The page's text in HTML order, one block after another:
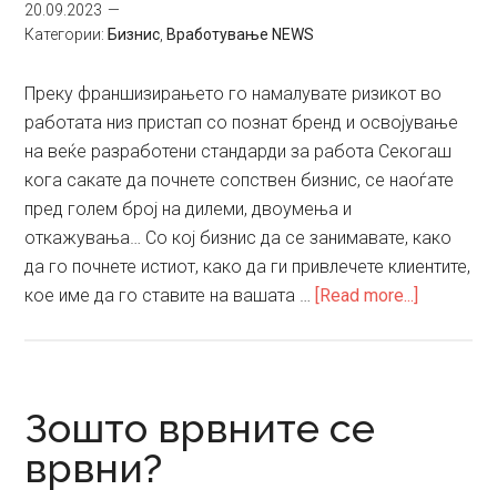
и
доколку
се
промениме
нема
ни
да
ни
тргне?
20.09.2023
Категории: Бизнис Вработување NEWS
Преку франшизирањето го намалувате ризикот во
работата низ пристап со познат бренд и освојување
на веќе разработени стандарди за работа Секогаш
кога сакате да почнете сопствен бизнис, се наоѓате
пред голем број на дилеми, двоумења и
откажувања… Со кој бизнис да се занимавате, како
да го почнете истиот, како да ги привлечете клиентите,
кое име да го ставите на вашата … [Read more...]
Зошто врвните се
врвни?